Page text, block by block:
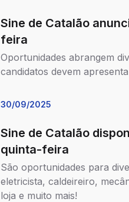
Sine de Catalão
feira
Oportunidades abrangem
candidatos devem
30/09/2025
Sine de Catalão
quinta-feira
São oportunidades para
eletricista, caldeireiro,
loja e muito mais!